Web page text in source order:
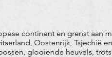
continent en grenst aan
Oostenrijk, Tsjechië
glooiende heuvels,